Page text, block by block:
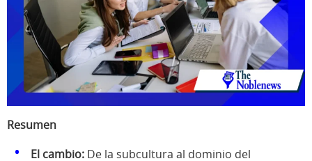
Resumen
El cambio: De la subcultura al dominio del